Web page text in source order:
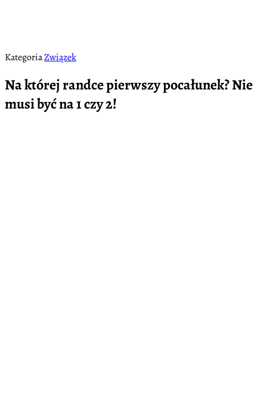
KategoriaZwiązek
Na której randce pierwszy pocałunek? Nie
musi być na 1 czy 2!